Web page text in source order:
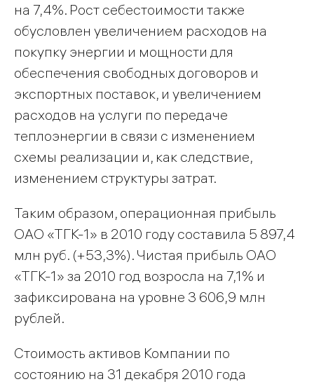
на 7,4%. Рост себестоимости также
обусловлен увеличением расходов на
покупку энергии и мощности для
обеспечения свободных договоров и
экспортных поставок, и увеличением
расходов на услуги по передаче
теплоэнергии в связи с изменением
схемы реализации и, как следствие,
изменением структуры затрат.
Таким образом, операционная прибыль
ОАО «ТГК-1» в 2010 году составила 5 897,4
млн руб. (+53,3%). Чистая прибыль ОАО
«ТГК-1» за 2010 год возросла на 7,1% и
зафиксирована на уровне 3 606,9 млн
рублей.
Стоимость активов Компании по
состоянию на 31 декабря 2010 года